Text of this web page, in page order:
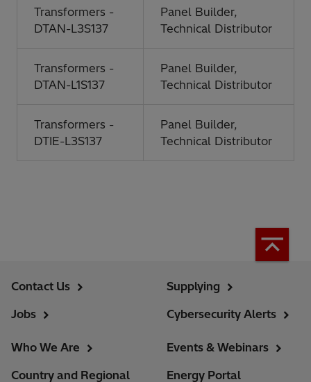
Transformers -
DTAN-L3S137
Panel Builder,
Technical Distributor
Transformers -
DTAN-L1S137
Panel Builder,
Technical Distributor
Transformers -
DTIE-L3S137
Panel Builder,
Technical Distributor
Contact Us
Jobs
Supplying
Cybersecurity Alerts
Who We Are
Country and Regional
Events & Webinars
Energy Portal